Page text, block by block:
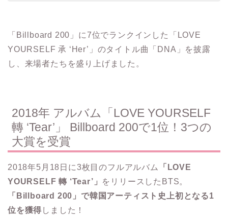
「Billboard 200」に7位でランクインした「LOVE
YOURSELF 承 ‘Her’」のタイトル曲「DNA」を披露
し、来場者たちを盛り上げました。
2018年 アルバム「LOVE YOURSELF
轉 ‘Tear’」 Billboard 200で1位！3つの
大賞を受賞
2018年5月18日に3枚目のフルアルバム
「LOVE
YOURSELF 轉 ‘Tear’」 をリリースしたBTS。
「Billboard 200」で韓国アーティスト史上初となる1
位を獲得 しました！